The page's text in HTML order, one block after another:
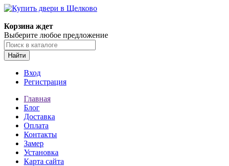
Корзина ждет
Выберите любое предложение
Найти
Вход
Регистрация
Главная
Блог
Доставка
Оплата
Контакты
Замер
Установка
Карта сайта